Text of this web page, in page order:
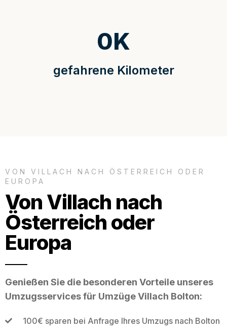
gefahrene Kilometer
0K
VON VILLACH NACH ÖSTERREICH ODER
EUROPA
Von Villach nach
Österreich oder
Europa
Genießen Sie die besonderen Vorteile unseres
Umzugsservices für Umzüge Villach Bolton:
100€ sparen bei Anfrage Ihres Umzugs nach Bolton